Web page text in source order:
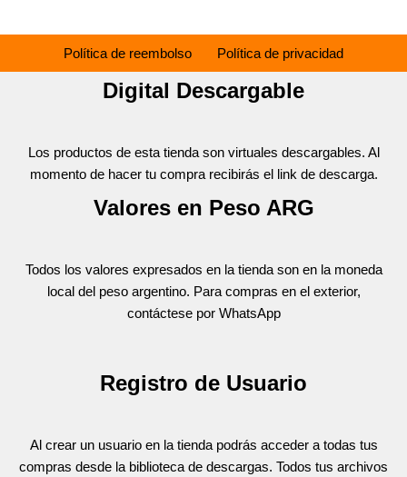
Política de reembolso Política de privacidad
Digital Descargable
Los productos de esta tienda son virtuales descargables. Al
momento de hacer tu compra recibirás el link de descarga.
Valores en Peso ARG
Todos los valores expresados en la tienda son en la moneda
local del peso argentino. Para compras en el exterior,
contáctese por WhatsApp
Registro de Usuario
Al crear un usuario en la tienda podrás acceder a todas tus
compras desde la biblioteca de descargas. Todos tus archivos